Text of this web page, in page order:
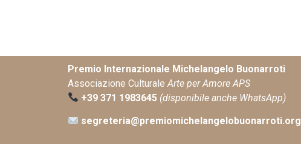
Premio Internazionale Michelangelo Buonarroti
Associazione CulturaleArte per Amore APS
+39 371 1983645 (disponibile anche WhatsApp)
segreteria@premiomichelangelobuonarroti.org